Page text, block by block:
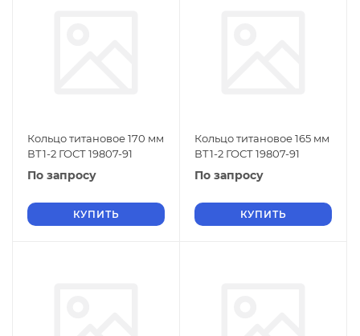
Кольцо титановое 170 мм
ВТ1-2 ГОСТ 19807-91
По запросу
КУПИТЬ
Кольцо титановое 165 мм
ВТ1-2 ГОСТ 19807-91
По запросу
КУПИТЬ